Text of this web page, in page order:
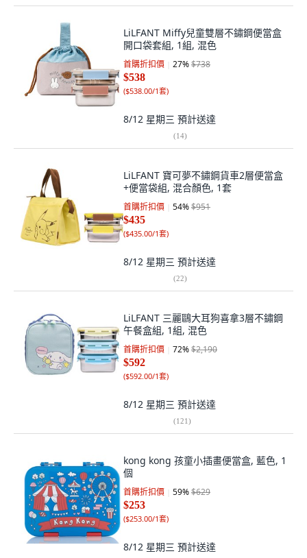
LiLFANT Miffy兒童雙層不鏽鋼便當盒
開口袋套組, 1組, 混色
首購折扣價 27%$738
$538
($538.00/1套)
8/12 星期三 預計送達
(14)
LiLFANT 寶可夢不鏽鋼貨車2層便當盒
+便當袋組, 混合顏色, 1套
首購折扣價 54%$951
$435
($435.00/1套)
8/12 星期三 預計送達
(22)
LiLFANT 三麗鷗大耳狗喜拿3層不鏽鋼
午餐盒組, 1組, 混色
首購折扣價 72%$2,190
$592
($592.00/1套)
8/12 星期三 預計送達
(121)
kong kong 孩童小插畫便當盒, 藍色, 1
個
首購折扣價 59%$629
$253
($253.00/1套)
8/12 星期三 預計送達